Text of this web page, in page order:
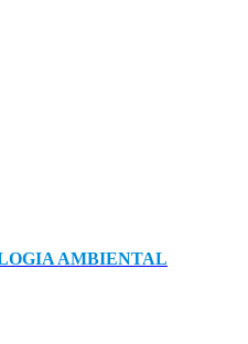
AMBIENTAL